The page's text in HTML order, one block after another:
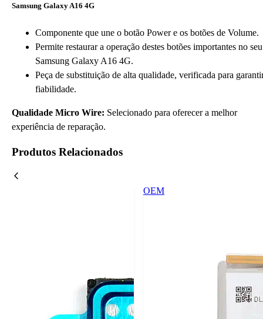
Samsung Galaxy A16 4G
Componente que une o botão Power e os botões de Volume.
Permite restaurar a operação destes botões importantes no seu
Samsung Galaxy A16 4G.
Peça de substituição de alta qualidade, verificada para
fiabilidade.
Qualidade Micro Wire: Selecionado para oferecer a melhor
experiência de reparação.
Produtos Relacionados
OEM